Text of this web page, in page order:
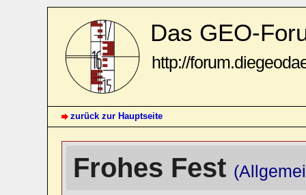
Das GEO-
http://
zurück zur Hauptseite
Frohes Fest